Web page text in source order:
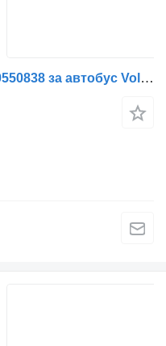
Клапан за въздух WABCO 20550838 за автобус Volvo 8700